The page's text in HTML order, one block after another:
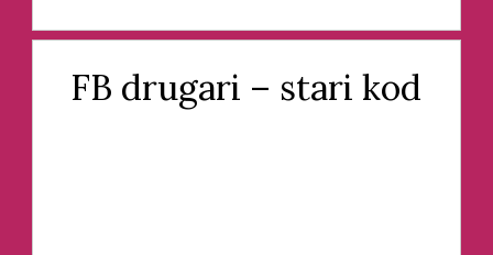
FB drugari – stari kod